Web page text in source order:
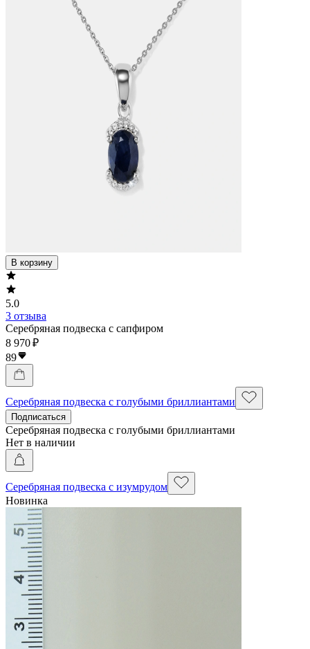
В корзину
5.0
3 отзыва
Серебряная подвеска с сапфиром
8 970 ₽
89
Серебряная подвеска с голубыми бриллиантами
Подписаться
Серебряная подвеска с голубыми бриллиантами
Нет в наличии
Серебряная подвеска с изумрудом
Новинка